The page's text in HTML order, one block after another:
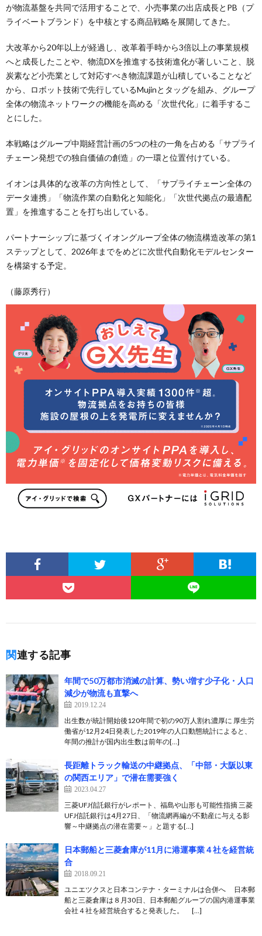
が物流基盤を共同で活用することで、小売事業の出店成長とPB（プ
ライベートブランド）を中核とする商品戦略を展開してきた。
大改革から20年以上が経過し、改革着手時から3倍以上の事業規模
へと成長したことや、物流DXを推進する技術進化が著しいこと、脱
炭素など小売業として対応すべき物流課題が山積していることなど
から、ロボット技術で先行しているMujinとタッグを組み、グループ
全体の物流ネットワークの機能を高める「次世代化」に着手するこ
とにした。
本戦略はグループ中期経営計画の5つの柱の一角を占める「サプライ
チェーン発想での独自価値の創造」の一環と位置付けている。
イオンは具体的な改革の方向性として、「サプライチェーン全体の
データ連携」「物流作業の自動化と知能化」「次世代拠点の最適配
置」を推進することを打ち出している。
パートナーシップに基づくイオングループ全体の物流構造改革の第1
ステップとして、2026年までをめどに次世代自動化モデルセンター
を構築する予定。
（藤原秀行）
関連する記事
年間で50万都市消滅の計算、勢い増す少子化・人口
減少が物流も直撃へ
2019.12.24
出生数が統計開始後120年間で初の90万人割れ濃厚に 厚生労
働省が12月24日発表した2019年の人口動態統計によると、
年間の推計が国内出生数は前年の[…]
長距離トラック輸送の中継拠点、「中部・大阪以東
の関西エリア」で潜在需要強く
2023.04.27
三菱UFJ信託銀行がレポート、福島や山形も可能性指摘 三菱
UFJ信託銀行は4月27日、「物流網再編が不動産に与える影
響～中継拠点の潜在需要～」と題する[…]
日本郵船と三菱倉庫が11月に港運事業４社を経営統
合
2018.09.21
ユニエツクスと日本コンテナ・ターミナルは合併へ 日本郵
船と三菱倉庫は８月30日、日本郵船グループの国内港運事業
会社４社を経営統合すると発表した。 […]